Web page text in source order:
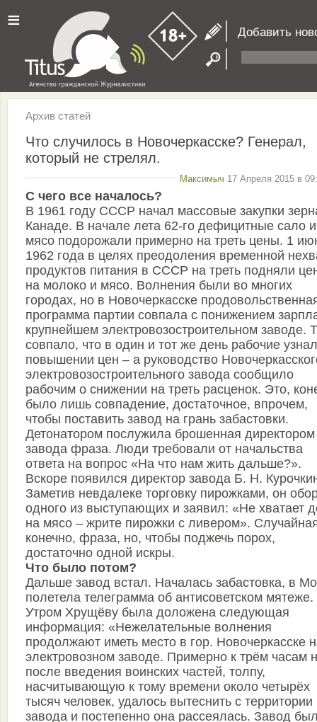
≡ Добавить
Архив статей
Что случилось в Новочеркасске? Генерал,
который не стрелял.
Максимыч 17 Апреля 2015 в
С чего все началось?
В 1961 году СССР начал массовые закупки
Канаде. В начале лета 62-го дефицитные сало и
мясо подорожали примерно на треть цены. 1
1962 года в целях преодоления временной
продуктов питания в СССР на треть подняли
на молоко и мясо. Волнения были во многих
городах, но в Новочеркасске
программа партии совпала с понижением
крупнейшем электровозостроительном заводе.
совпало, что в один и тот же день рабочие
повышении цен – а руководство
электровозостроительного завода сообщило
рабочим о снижении на треть расценок. Это,
было лишь совпадение, достаточное, впрочем,
чтобы поставить завод на грань забастовки.
Детонатором послужила брошенная директором
завода фраза. Люди требовали от начальства
ответа на вопрос «На что нам жить дальше?».
Вскоре появился директор завода Б. Н.
Заметив невдалеке торговку пирожками, он
одного из выступающих и заявил: «Не хватает
на мясо – жрите пирожки с ливером».
конечно, фраза, но, чтобы поджечь порох,
достаточно одной искры.
Что было потом?
Дальше завод встал. Началась забастовка, в
полетела телеграмма об антисоветском мятеже.
Утром Хрущёву была доложена следующая
информация: «Нежелательные волнения
продолжают иметь место в гор. Новочеркасске
электровозном заводе. Примерно к трём часам
после введения воинских частей, толпу,
насчитывающую к тому времени около четырёх
тысяч человек, удалось вытеснить с территории
завода и постепенно она рассеялась. Завод